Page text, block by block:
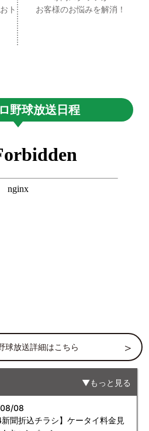
ト
お客様のお悩みを解消！
野球放送日程
球放送詳細はこちら
もっと見る
08
新聞折込チラシ】ケータイ料金見